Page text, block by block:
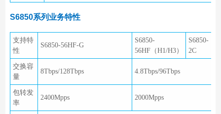
S6850系列业务特性
支持特
性
S6850-56HF-G
S6850-
56HF（H1/H3）
S6850-
2C
交换容
量
8Tbps/128Tbps 4.8Tbps/96Tbps
包转发
率
2400Mpps 2000Mpps